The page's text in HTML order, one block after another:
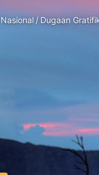
Nasional /Dugaan